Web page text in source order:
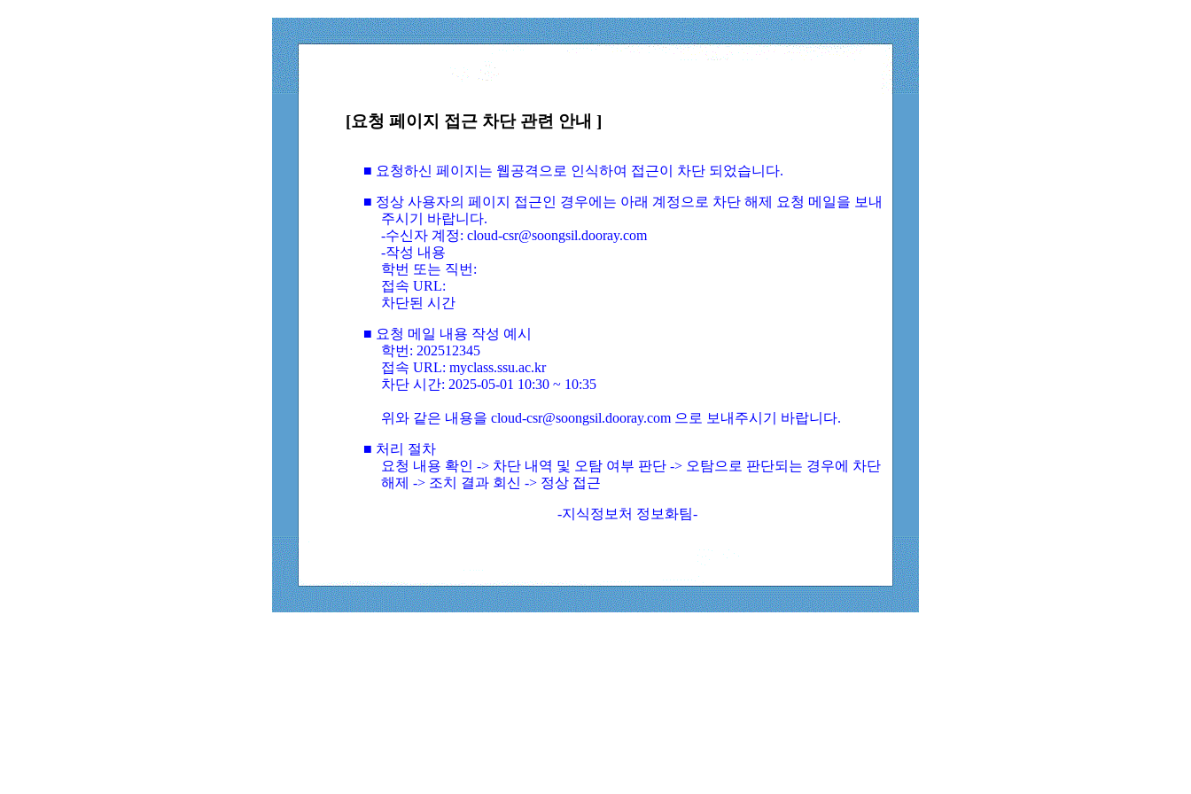
[요청 페이지 접근 차단 관련 안내 ]
■ 요청하신 페이지는 웹공격으로 인식하여 접근이 차단 되었습니다.
■ 정상 사용자의 페이지 접근인 경우에는 아래 계정으로 차단 해제 요청 메일을 보내
주시기 바랍니다.
-수신자 계정: cloud-csr@soongsil.dooray.com
-작성 내용
학번 또는 직번:
접속 URL:
차단된 시간
■ 요청 메일 내용 작성 예시
학번: 202512345
접속 URL: myclass.ssu.ac.kr
차단 시간: 2025-05-01 10:30 ~ 10:35
위와 같은 내용을 cloud-csr@soongsil.dooray.com 으로 보내주시기 바랍니다.
■ 처리 절차
요청 내용 확인 -> 차단 내역 및 오탐 여부 판단 -> 오탐으로 판단되는 경우에 차단
해제 -> 조치 결과 회신 -> 정상 접근
-지식정보처 정보화팀-